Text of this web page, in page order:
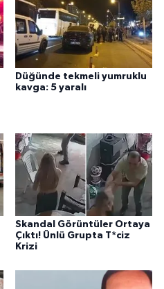
Düğünde tekmeli yumruklu
kavga: 5 yaralı
Skandal Görüntüler Ortaya
Çıktı! Ünlü Grupta T*ciz
Krizi